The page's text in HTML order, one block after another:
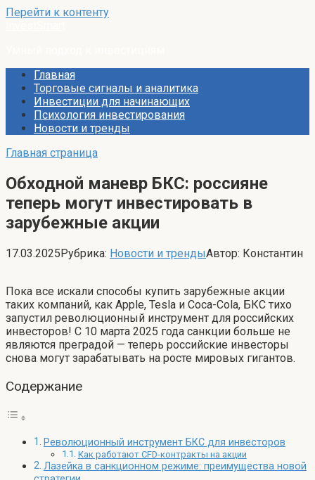
Перейти к контенту
Главная
Торговые сигналы и аналитика
Инвестиции для начинающих
Психология инвестирования
Новости и тренды
Главная страница
Обходной маневр БКС: россияне
теперь могут инвестировать в
зарубежные акции
17.03.2025Рубрика: Новости и трендыАвтор: Константин
Пока все искали способы купить зарубежные акции
таких компаний, как Apple, Tesla и Coca-Cola, БКС тихо
запустил революционный инструмент для российских
инвесторов! С 10 марта 2025 года санкции больше не
являются преградой — теперь российские инвесторы
снова могут зарабатывать на росте мировых гигантов.
Содержание
Революционный инструмент БКС для инвесторов
Как работают CFD-контракты на акции
Лазейка в санкционном режиме: преимущества новой